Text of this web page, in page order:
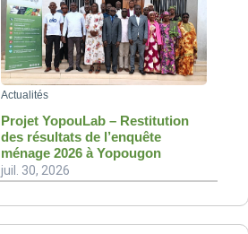
Actualités
Projet YopouLab – Restitution
des résultats de l’enquête
ménage 2026 à Yopougon
juil. 30, 2026